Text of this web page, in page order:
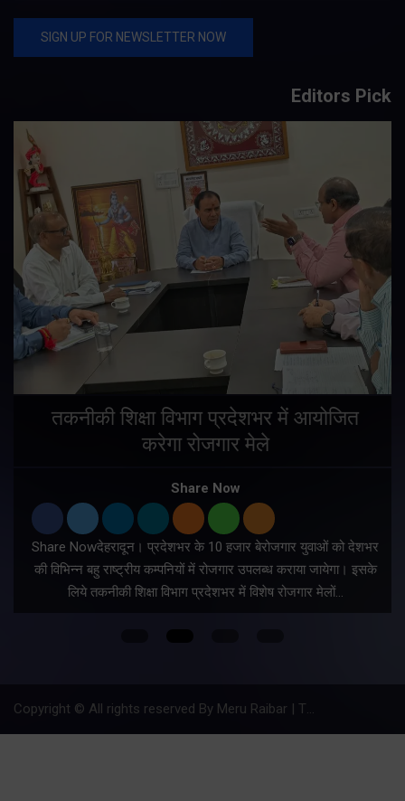
Editors Pick
तकनीकी शिक्षा विभाग प्रदेशभर में आयोजित
करेगा रोजगार मेले
Share Now
Share Nowदेहरादून। प्रदेशभर के 10 हजार बेरोजगार युवाओं को देशभर
की विभिन्न बहु राष्ट्रीय कम्पनियों में रोजगार उपलब्ध कराया जायेगा। इसके
लिये तकनीकी शिक्षा विभाग प्रदेशभर में विशेष रोजगार मेलों…
Copyright © All rights reserved By Meru Raibar | Theme by